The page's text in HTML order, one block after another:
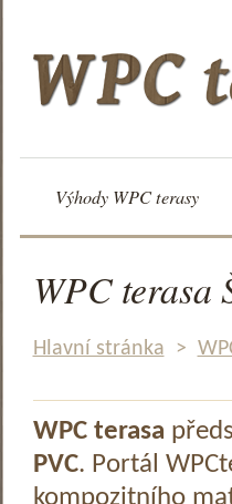
Výhody WPC terasy
WPC terasa
Hlavní stránka >
WPC terasa
PVC. Portál